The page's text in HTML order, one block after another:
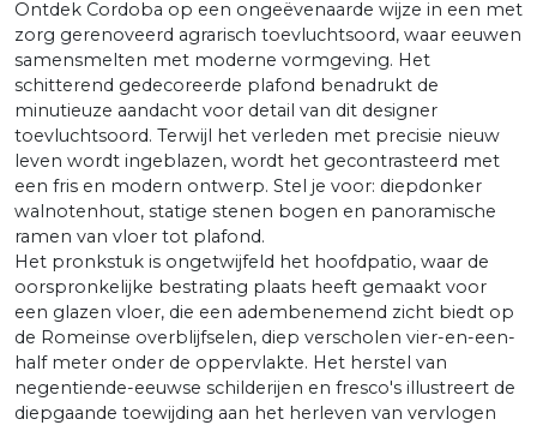
Ontdek Cordoba op een ongeëvenaarde wijze in een met
zorg gerenoveerd agrarisch toevluchtsoord, waar eeuwen
samensmelten met moderne vormgeving. Het
schitterend gedecoreerde plafond benadrukt de
minutieuze aandacht voor detail van dit designer
toevluchtsoord. Terwijl het verleden met precisie nieuw
leven wordt ingeblazen, wordt het gecontrasteerd met
een fris en modern ontwerp. Stel je voor: diepdonker
walnotenhout, statige stenen bogen en panoramische
ramen van vloer tot plafond.
Het pronkstuk is ongetwijfeld het hoofdpatio, waar de
oorspronkelijke bestrating plaats heeft gemaakt voor
een glazen vloer, die een adembenemend zicht biedt op
de Romeinse overblijfselen, diep verscholen vier-en-een-
half meter onder de oppervlakte. Het herstel van
negentiende-eeuwse schilderijen en fresco's illustreert de
diepgaande toewijding aan het herleven van vervlogen